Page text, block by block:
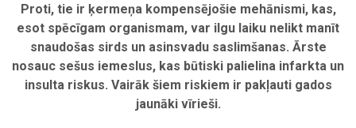
Proti, tie ir ķermeņa kompensējošie mehānismi, kas,
esot spēcīgam organismam, var ilgu laiku nelikt manīt
snaudošas sirds un asinsvadu saslimšanas. Ārste
nosauc sešus iemeslus, kas būtiski palielina infarkta un
insulta riskus. Vairāk šiem riskiem ir pakļauti gados
jaunāki vīrieši.